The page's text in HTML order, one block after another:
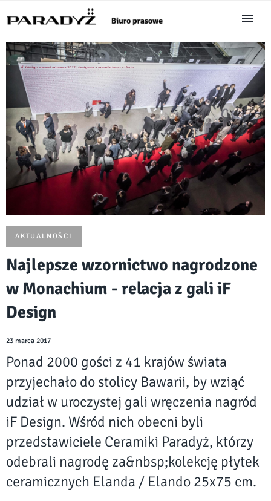
AKTUALNOŚCI
Najlepsze wzornictwo nagrodzone
w Monachium - relacja z gali iF
Design
23 marca 2017
Ponad 2000 gości z 41 krajów świata
przyjechało do stolicy Bawarii, by wziąć
udział w uroczystej gali wręczenia nagród
iF Design. Wśród nich obecni byli
przedstawiciele Ceramiki Paradyż, którzy
odebrali nagrodę za&nbsp;kolekcję płytek
ceramicznych Elanda / Elando 25x75 cm.